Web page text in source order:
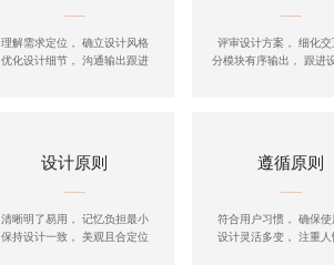
理解需求定位， 确立设计风格
优化设计细节， 沟通输出跟进
评审设计方案， 细化交
分模块有序输出， 跟进
设计原则
清晰明了易用， 记忆负担最小
保持设计一致， 美观且合定位
遵循原则
符合用户习惯， 确保使
设计灵活多变， 注重人